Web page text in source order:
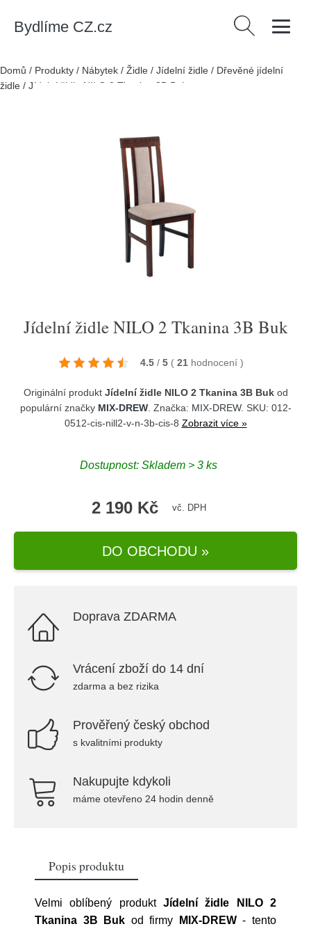
Bydlíme CZ.cz Vyhledávání
Domů / Produkty / Nábytek / Židle / Jídelní židle / Dřevěné jídelní
židle / Jídelní židle NILO 2 Tkanina 3B Buk
Jídelní židle NILO 2 Tkanina 3B Buk
4.5 / 5 ( 21 hodnocení )
Originální produkt Jídelní židle NILO 2 Tkanina 3B Bukod
populární značky MIX-DREW. Značka: MIX-DREW. SKU: 012-
0512-cis-nill2-v-n-3b-cis-8 Zobrazit více »
Dostupnost: Skladem > 3 ks
2 190 Kč vč. DPH
DO OBCHODU »
Doprava ZDARMA
Vrácení zboží do 14 dní
zdarma a bez rizika
Prověřený český obchod
s kvalitními produkty
Nakupujte kdykoli
máme otevřeno 24 hodin denně
Popis produktu
Velmi oblíbený produkt Jídelní židle NILO 2
Tkanina 3B Buk od firmy MIX-DREW- tento